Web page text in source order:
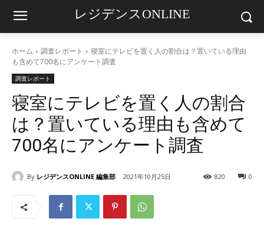
レジデンスONLINE
ホーム 調査レポート
寝室にテレビを置く人の割合は？置いている理由
も含めて700名にアンケート調査
調査レポート
寝室にテレビを置く人の割合
は？置いている理由も含めて
700名にアンケート調査
By レジデンスONLINE 編集部 2021年10月25日 0
820